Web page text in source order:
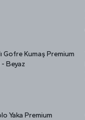
Gofre Kumaş Premium
- Beyaz
Yaka Premium